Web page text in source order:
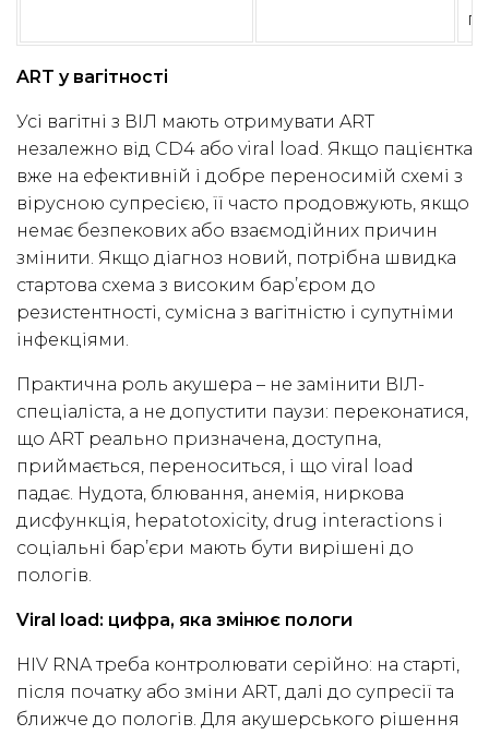
ART у вагітності
Усі вагітні з ВІЛ мають отримувати ART
незалежно від CD4 або viral load. Якщо пацієнтка
вже на ефективній і добре переносимій схемі з
вірусною супресією, її часто продовжують, якщо
немає безпекових або взаємодійних причин
змінити. Якщо діагноз новий, потрібна швидка
стартова схема з високим бар’єром до
резистентності, сумісна з вагітністю і супутніми
інфекціями.
Практична роль акушера – не замінити ВІЛ-
спеціаліста, а не допустити паузи: переконатися,
що ART реально призначена, доступна,
приймається, переноситься, і що viral load
падає. Нудота, блювання, анемія, ниркова
дисфункція, hepatotoxicity, drug interactions і
соціальні бар’єри мають бути вирішені до
пологів.
Viral load: цифра, яка змінює пологи
HIV RNA треба контролювати серійно: на старті,
після початку або зміни ART, далі до супресії та
ближче до пологів. Для акушерського рішення